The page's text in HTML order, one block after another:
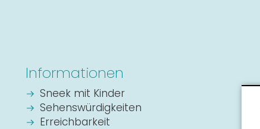
Informationen
Sneek mit Kinder
Sehenswürdigkeiten
Erreichbarkeit